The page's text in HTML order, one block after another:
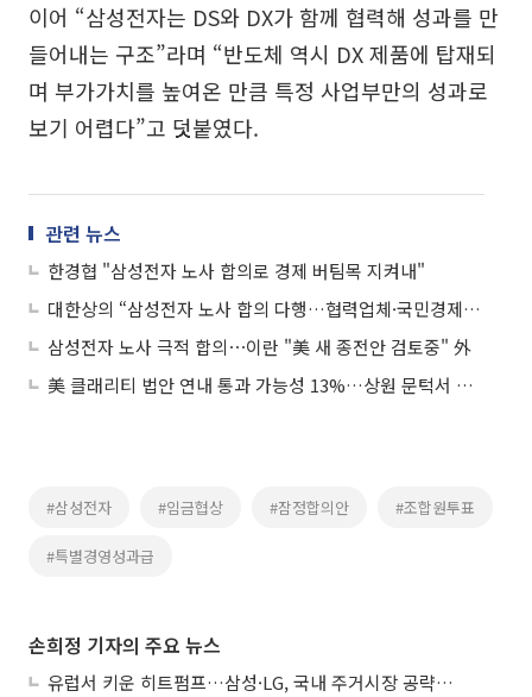
이어 “삼성전자는 DS와 DX가 함께 협력해 성과를 만
들어내는 구조”라며 “반도체 역시 DX 제품에 탑재되
며 부가가치를 높여온 만큼 특정 사업부만의 성과로
보기 어렵다”고 덧붙였다.
관련 뉴스
한경협 "삼성전자 노사 합의로 경제 버팀목 지켜내"
대한상의 “삼성전자 노사 합의 다행…협력업체·국민경제에 큰 의미”
삼성전자 노사 극적 합의⋯이란 "美 새 종전안 검토중" 外
美 클래리티 법안 연내 통과 가능성 13%…상원 문턱서 제동
#삼성전자 #임금협상 #잠정합의안 #조합원투표
#특별경영성과급
손희정 기자의 주요 뉴스
유럽서 키운 히트펌프…삼성·LG, 국내 주거시장 공략 ‘속도’